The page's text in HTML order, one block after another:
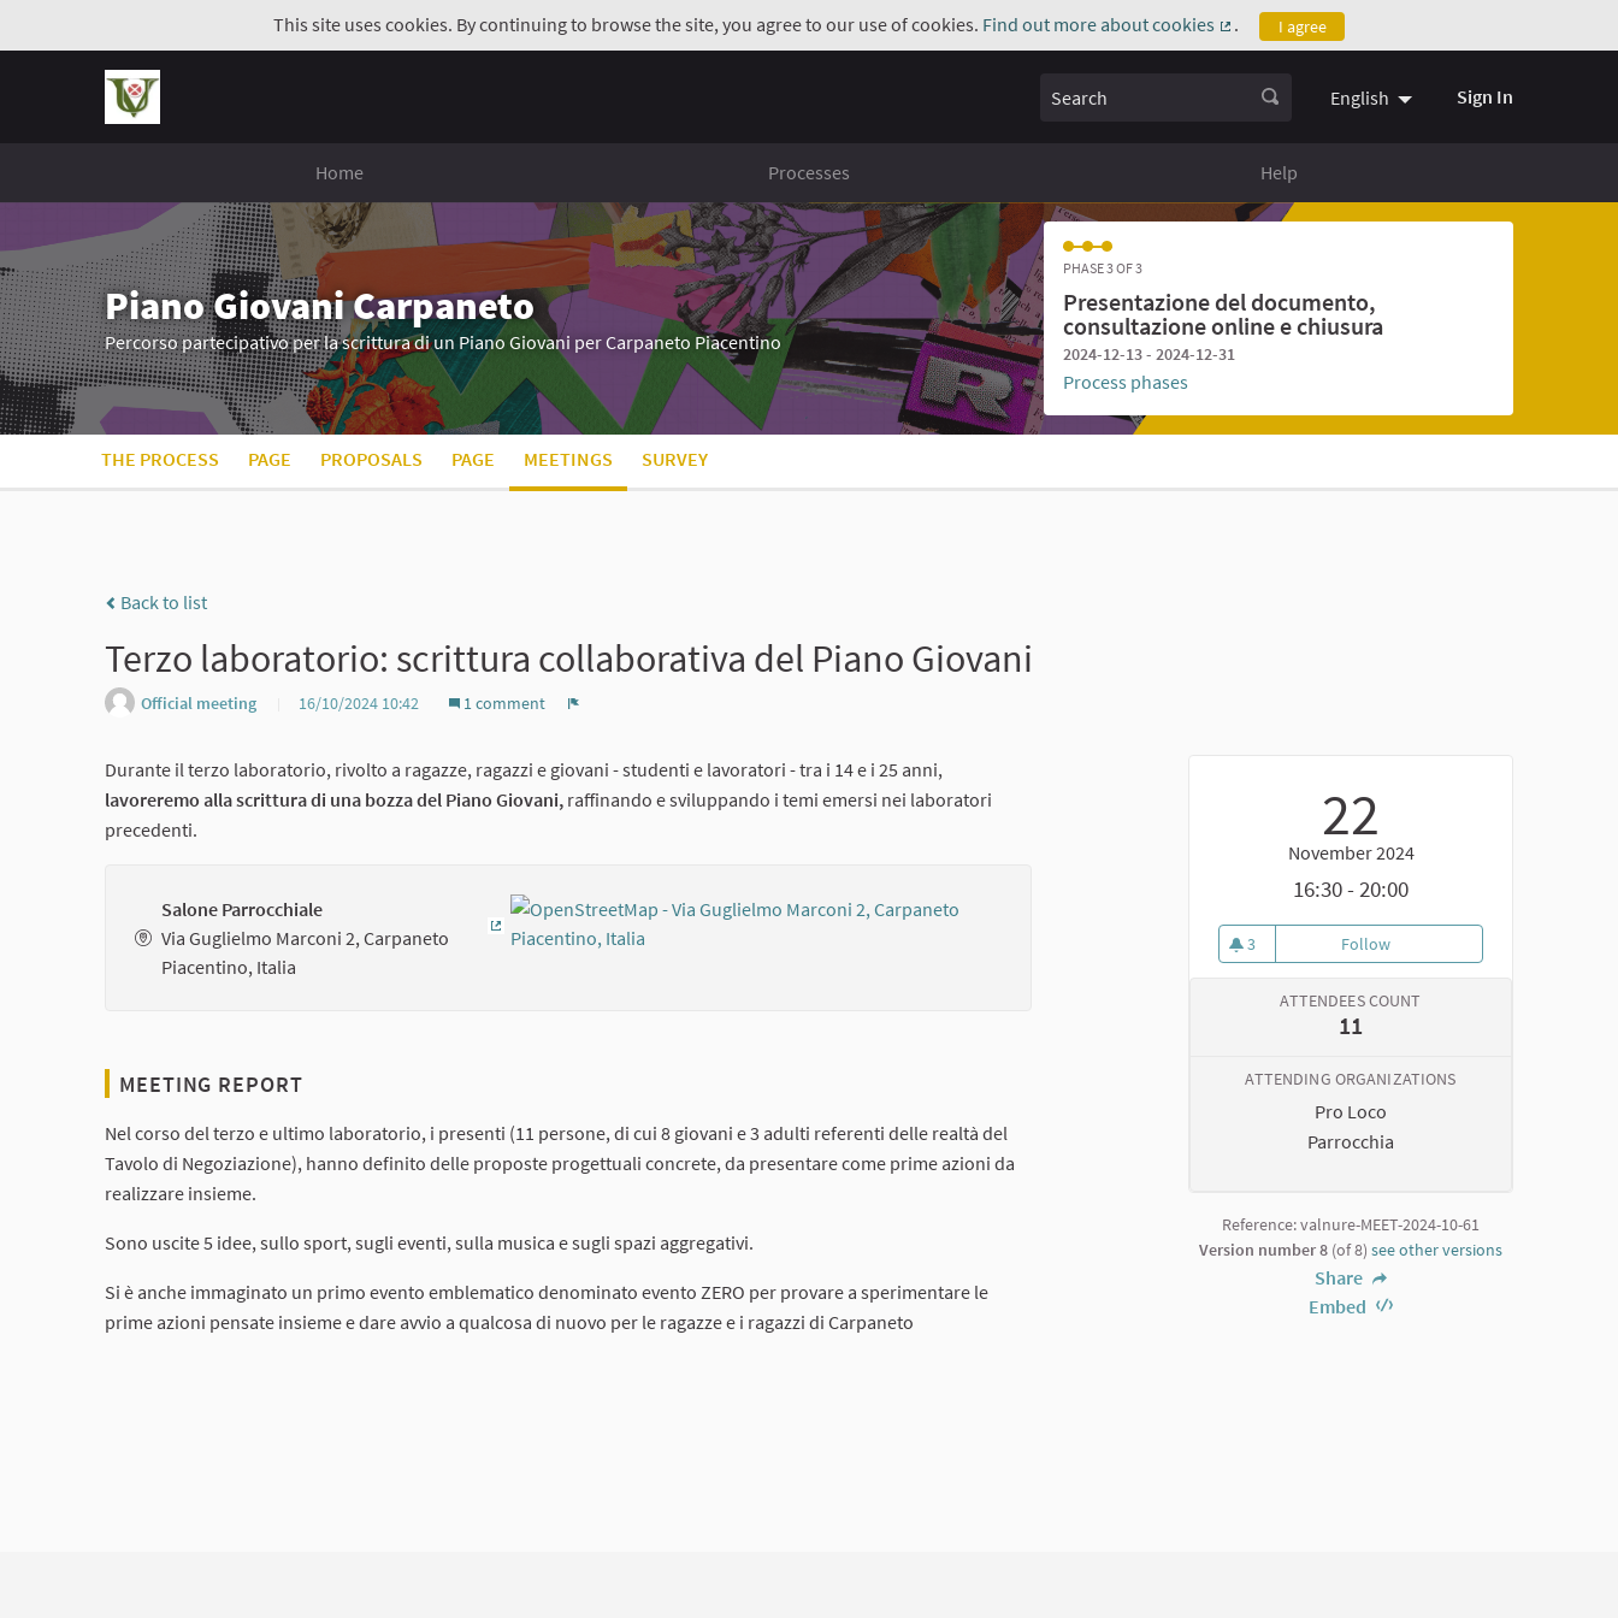
This site uses cookies. By continuing to browse the site, you agree to our use of cookies. Find out more about cookies
(External link)
. I agree
Search English Sign In
Home Processes Help
Piano Giovani Carpaneto
Percorso partecipativo per la scrittura di un Piano Giovani per Carpaneto Piacentino
PHASE 3 OF 3
Presentazione del documento,
consultazione online e chiusura
2024-12-13 - 2024-12-31
Process phases
THE PROCESS PAGE PROPOSALS PAGE MEETINGS SURVEY
Back to list
Terzo laboratorio: scrittura collaborativa del Piano Giovani
Official meeting 16/10/2024 10:42 1 comment
22
November 2024
16:30 - 20:00
3
3 followers
FollowTerzo laboratorio: scrittura
ATTENDEES COUNT
11
ATTENDING ORGANIZATIONS
Pro Loco
Parrocchia
Reference: valnure-MEET-2024-10-61
Version number 8 (of 8) see other versions
Share
Embed
Durante il terzo laboratorio, rivolto a ragazze, ragazzi e giovani - studenti e lavoratori - tra i 14 e i 25 anni,
lavoreremo alla scrittura di una bozza del Piano Giovani, raffinando e sviluppando i temi emersi nei laboratori
precedenti.
Salone Parrocchiale
Via Guglielmo Marconi 2, Carpaneto
Piacentino, Italia
(External link)
MEETING REPORT
Nel corso del terzo e ultimo laboratorio, i presenti (11 persone, di cui 8 giovani e 3 adulti referenti delle realtà del
Tavolo di Negoziazione), hanno definito delle proposte progettuali concrete, da presentare come prime azioni da
realizzare insieme.
Sono uscite 5 idee, sullo sport, sugli eventi, sulla musica e sugli spazi aggregativi.
Si è anche immaginato un primo evento emblematico denominato evento ZERO per provare a sperimentare le
prime azioni pensate insieme e dare avvio a qualcosa di nuovo per le ragazze e i ragazzi di Carpaneto